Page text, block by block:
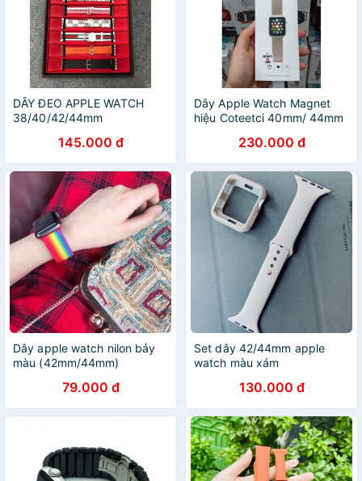
DÂY ĐEO APPLE WATCH
38/40/42/44mm
145.000 đ
Dây Apple Watch Magnet
hiệu Coteetci 40mm/ 44mm
230.000 đ
Dây apple watch nilon bảy
màu (42mm/44mm)
79.000 đ
Set dây 42/44mm apple
watch màu xám
130.000 đ